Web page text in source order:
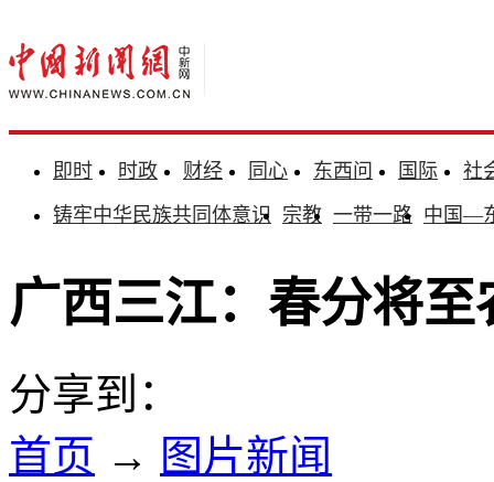
即时 时政 财经 同心 东西问 国际
社
铸牢中华民族共同体意识 宗教 一带一路 中国—
广西三江：春分将至
分享到：
首页 → 图片新闻